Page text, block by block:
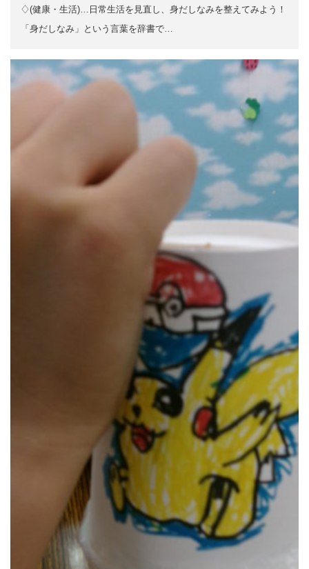
♢(健康・生活)…日常生活を見直し、身だしなみを整えてみよう！
「身だしなみ」という言葉を辞書で…